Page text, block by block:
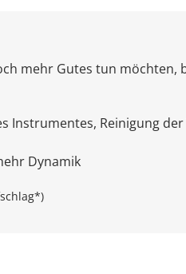
mehr Gutes tun möchten,
Instrumentes, Reinigung der
Dynamik